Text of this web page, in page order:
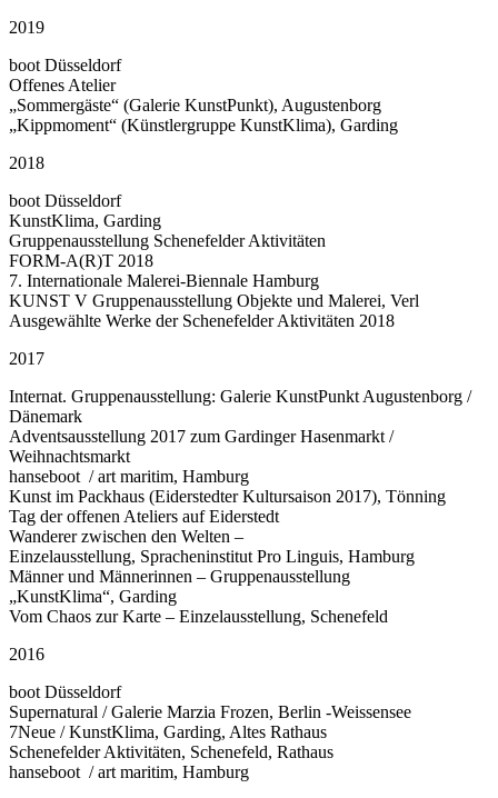
2019
boot Düsseldorf
Offenes Atelier
„Sommergäste“ (Galerie KunstPunkt), Augustenborg
„Kippmoment“ (Künstlergruppe KunstKlima), Garding
2018
boot Düsseldorf
KunstKlima, Garding
Gruppenausstellung Schenefelder Aktivitäten
FORM-A(R)T 2018
7. Internationale Malerei-Biennale Hamburg
KUNST V Gruppenausstellung Objekte und Malerei, Verl
Ausgewählte Werke der Schenefelder Aktivitäten 2018
2017
Internat. Gruppenausstellung: Galerie KunstPunkt Augustenborg /
Dänemark
Adventsausstellung 2017 zum Gardinger Hasenmarkt /
Weihnachtsmarkt
hanseboot / art maritim, Hamburg
Kunst im Packhaus (Eiderstedter Kultursaison 2017), Tönning
Tag der offenen Ateliers auf Eiderstedt
Wanderer zwischen den Welten –
Einzelausstellung, Spracheninstitut Pro Linguis, Hamburg
Männer und Männerinnen – Gruppenausstellung
„KunstKlima“, Garding
Vom Chaos zur Karte – Einzelausstellung, Schenefeld
2016
boot Düsseldorf
Supernatural / Galerie Marzia Frozen, Berlin -Weissensee
7Neue / KunstKlima, Garding, Altes Rathaus
Schenefelder Aktivitäten, Schenefeld, Rathaus
hanseboot / art maritim, Hamburg